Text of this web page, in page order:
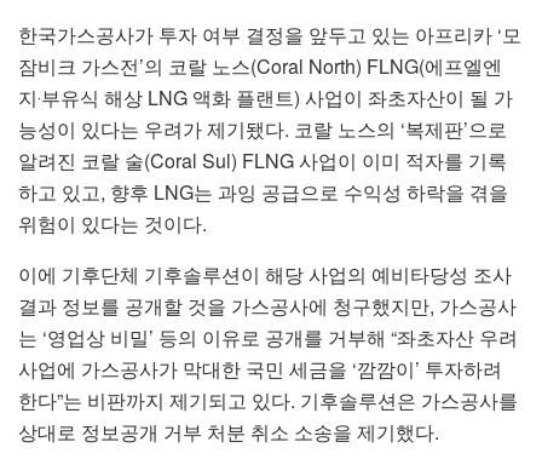
한국가스공사가 투자 여부 결정을 앞두고 있는 아프리카 ‘모
잠비크 가스전’의 코랄 노스(Coral North) FLNG(에프엘엔
지‧부유식 해상 LNG 액화 플랜트) 사업이 좌초자산이 될 가
능성이 있다는 우려가 제기됐다. 코랄 노스의 ‘복제판’으로
알려진 코랄 술(Coral Sul) FLNG 사업이 이미 적자를 기록
하고 있고, 향후 LNG는 과잉 공급으로 수익성 하락을 겪을
위험이 있다는 것이다.
이에 기후단체 기후솔루션이 해당 사업의 예비타당성 조사
결과 정보를 공개할 것을 가스공사에 청구했지만, 가스공사
는 ‘영업상 비밀’ 등의 이유로 공개를 거부해 “좌초자산 우려
사업에 가스공사가 막대한 국민 세금을 ‘깜깜이’ 투자하려
한다”는 비판까지 제기되고 있다. 기후솔루션은 가스공사를
상대로 정보공개 거부 처분 취소 소송을 제기했다.